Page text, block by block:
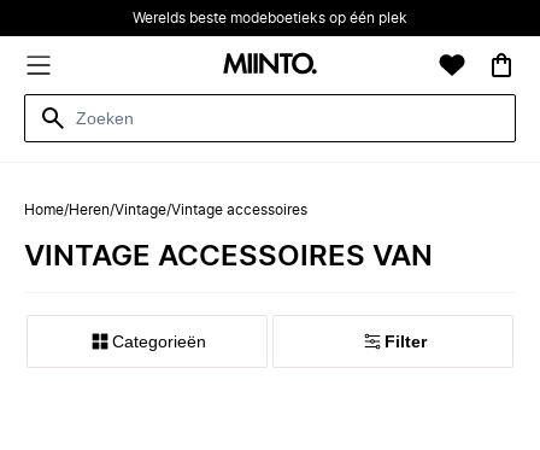
Werelds beste modeboetieks op één plek
Home/Heren/Vintage/Vintage accessoires
VINTAGE ACCESSOIRES VAN
Categorieën Filter